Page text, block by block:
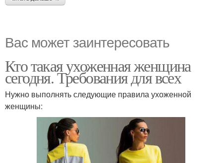
Вас может заинтересовать
Кто такая ухоженная женщина
сегодня. Требования для всех
Нужно выполнять следующие правила ухоженной
женщины: